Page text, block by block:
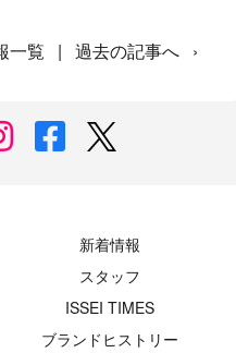
一覧 | 過去の記事へ ›
新着情報
スタッフ
ISSEI TIMES
ブランドヒストリー